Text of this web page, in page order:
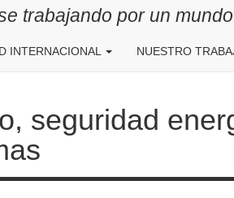
trabajando por un
INTERNACIONAL NUESTRO
energética y